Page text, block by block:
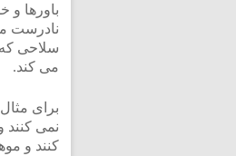
باورها
نادرست
سلاحی که
می کند.
برای
نمی کنند
کنند و